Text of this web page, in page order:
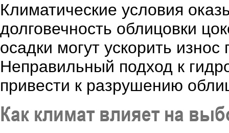
Климатические условия
долговечность облицовки
осадки могут ускорить
Неправильный подход к
привести к разрушению
Как климат влияет на